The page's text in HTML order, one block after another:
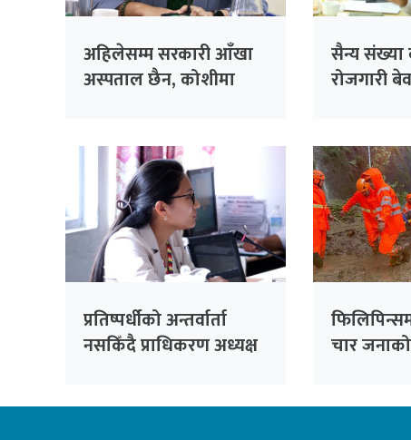
अहिलेसम्म सरकारी आँखा
अस्पताल छैन, कोशीमा
सैन्य संख्या
रोजगारी
प्रतिष्पर्धीको अन्तर्वार्ता
नसकिँदै प्राधिकरण अध्यक्ष
चार